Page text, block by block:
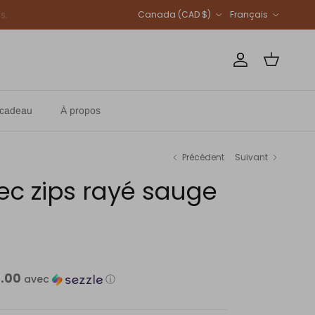
Canada (CAD $) Français
Compte
Panier
À propos
Précédent Suivant
zips rayé sauge
avec ⓘ